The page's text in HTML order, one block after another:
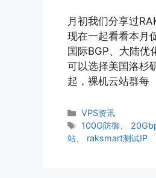
月初我们分享过
现在一起看看本月
国际BGP、大陆
可以选择美国洛杉
起，裸机云站群每
分
类
VPS资讯
标
签
100G防御
站
raksmart测试IP